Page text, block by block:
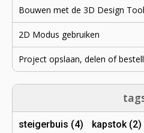
Bouwen met de 3D Design
2D Modus gebruiken
Project opslaan, delen of
steigerbuis (4) kapstok (2)